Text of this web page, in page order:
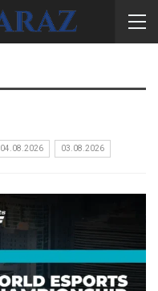
04.08.2026 03.08.2026